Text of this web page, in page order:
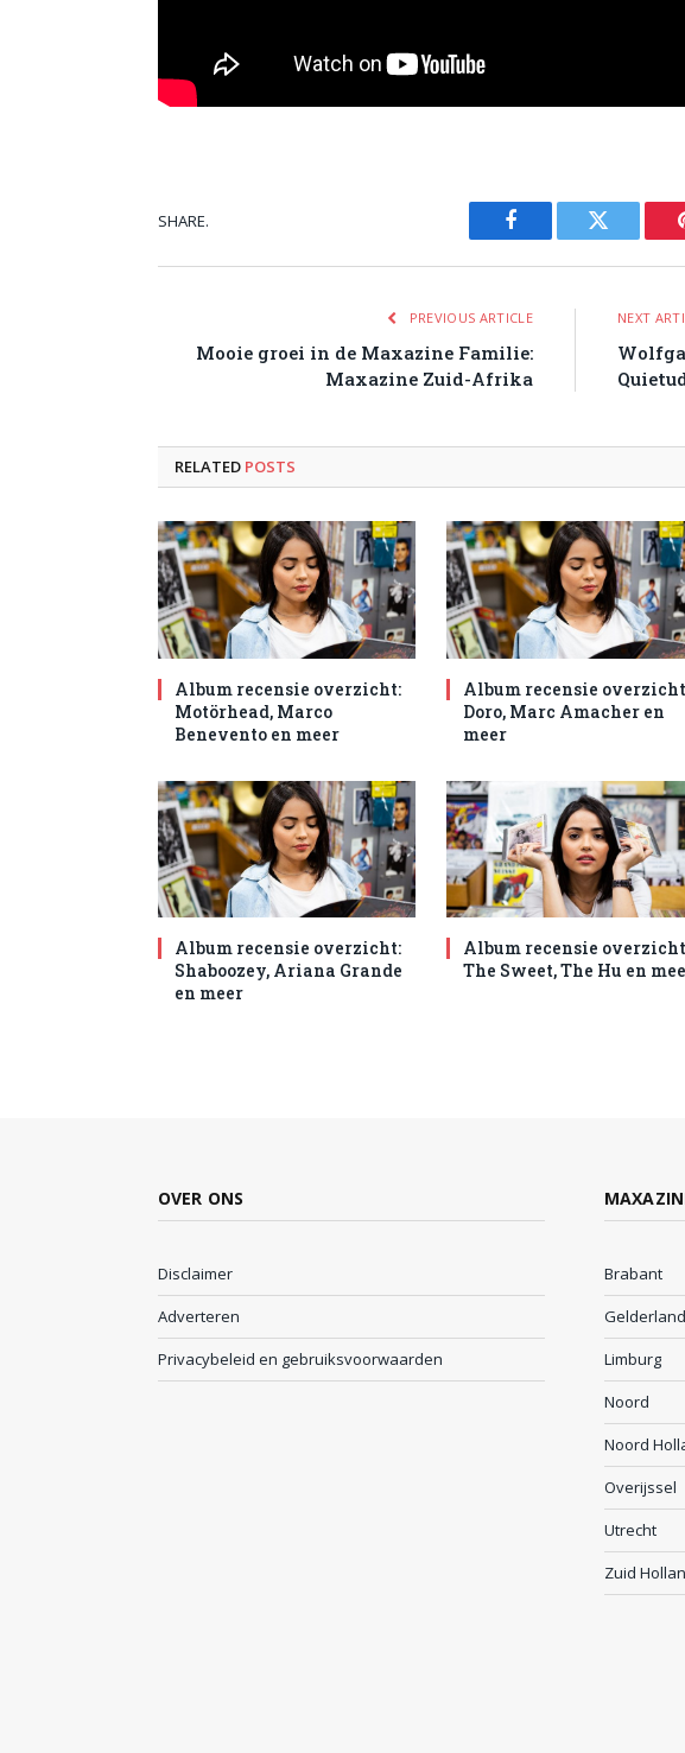
SHARE.
Facebook Twitter
PREVIOUS ARTICLE
Mooie groei in de Maxazine Familie:
Maxazine Zuid-Afrika
NEXT
RELATED POSTS
Album recensie overzicht:
Motörhead, Marco
Benevento en meer
Album recensie
Doro, Marc Amacher en
meer
Album recensie overzicht:
Shaboozey, Ariana Grande
en meer
Album recensie
The Sweet, The Hu en
OVER ONS
Disclaimer
Adverteren
Privacybeleid en gebruiksvoorwaarden
Brabant
Gelderland
Limburg
Noord
Noord
Overijssel
Utrecht
Zuid